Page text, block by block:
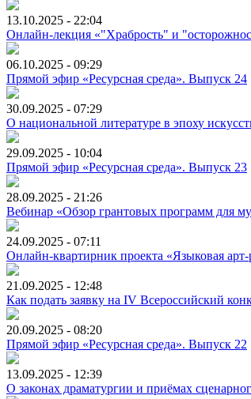
13.10.2025 - 22:04
Онлайн-лекция «"Храбрость" и
06.10.2025 - 09:29
Прямой эфир «Ресурсная среда». Выпуск 24
30.09.2025 - 07:29
О национальной литературе в эпоху
29.09.2025 - 10:04
Прямой эфир «Ресурсная среда». Выпуск 23
28.09.2025 - 21:26
Вебинар «Обзор грантовых программ для
24.09.2025 - 07:11
Онлайн-квартирник проекта «Языковая
21.09.2025 - 12:48
Как подать заявку на IV Всероссийский
20.09.2025 - 08:20
Прямой эфир «Ресурсная среда». Выпуск 22
13.09.2025 - 12:39
О законах драматургии и приёмах